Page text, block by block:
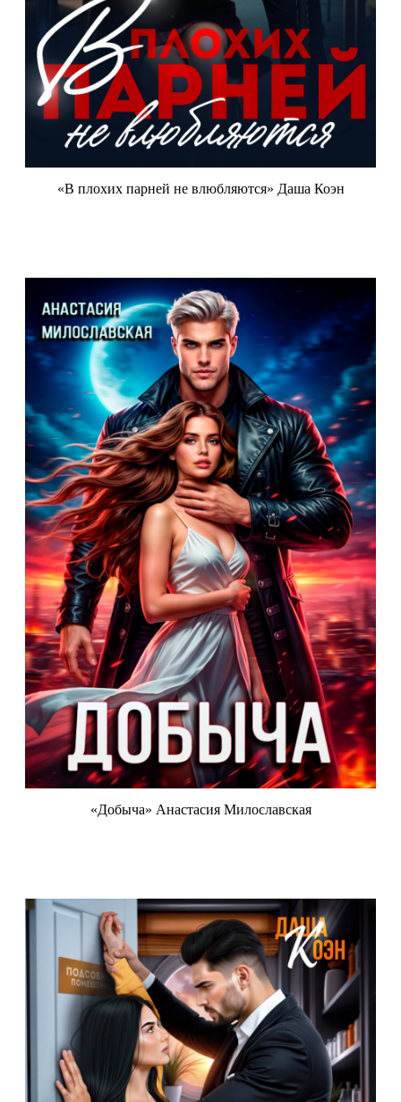
«В плохих парней не влюбляются» Даша Коэн
«Добыча» Анастасия Милославская